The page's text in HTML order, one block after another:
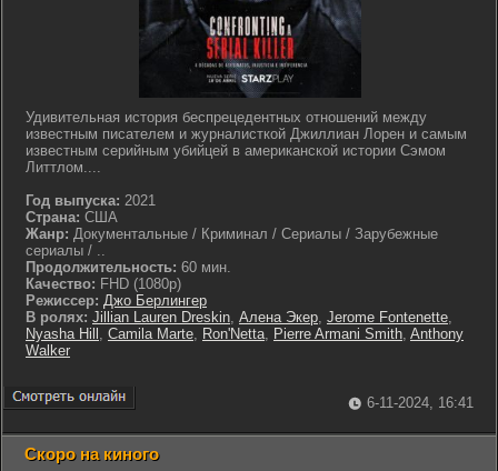
Удивительная история беспрецедентных отношений между
известным писателем и журналисткой Джиллиан Лорен и самым
известным серийным убийцей в американской истории Сэмом
Литтлом....
Год выпуска: 2021
Страна: США
Жанр: Документальные / Криминал / Сериалы / Зарубежные
сериалы / ..
Продолжительность: 60 мин.
Качество: FHD (1080p)
Режиссер: Джо Берлингер
В ролях: Jillian Lauren Dreskin, Алена Экер, Jerome Fontenette,
Nyasha Hill , Camila Marte, Ron'Netta, Pierre Armani Smith, Anthony
Walker
6-11-2024, 16:41
Скоро на киного